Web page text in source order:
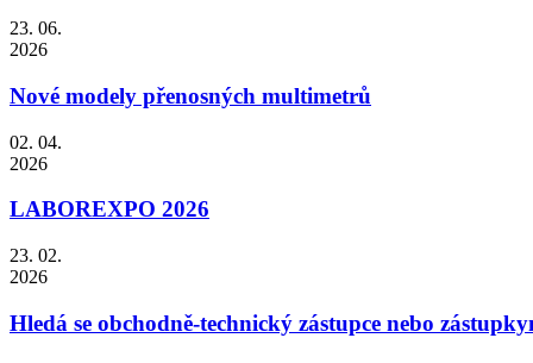
23. 06.
2026
Nové modely přenosných multimetrů
02. 04.
2026
LABOREXPO 2026
23. 02.
2026
Hledá se obchodně-technický zástupce nebo